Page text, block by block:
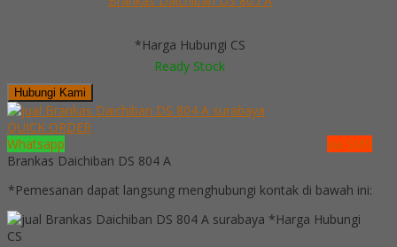
*Harga Hubungi CS
Ready Stock
Hubungi Kami
QUICK ORDER
Whatsapp
via SMS
Brankas Daichiban DS 804 A
*Pemesanan dapat langsung menghubungi kontak di bawah ini:
*Harga Hubungi
CS